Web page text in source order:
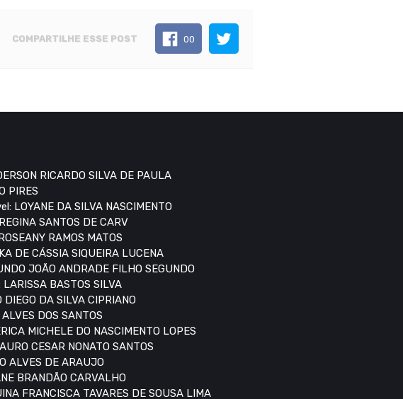
COMPARTILHE ESSE POST 00
RICARDO SILVA DE PAULA
PIRES
LOYANE DA SILVA NASCIMENTO
SANTOS DE CARV
RAMOS MATOS
DE CÁSSIA SIQUEIRA LUCENA
JOÃO ANDRADE FILHO SEGUNDO
BASTOS SILVA
DA SILVA CIPRIANO
DOS SANTOS
MICHELE DO NASCIMENTO LOPES
CESAR NONATO SANTOS
ALVES DE ARAUJO
BRANDÃO CARVALHO
FRANCISCA TAVARES DE SOUSA LIMA